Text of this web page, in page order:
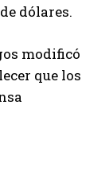
dólares.
modificó
que los